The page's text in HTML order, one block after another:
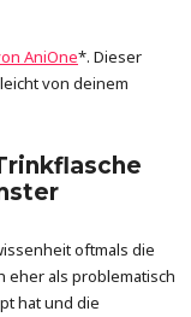
AniOne*. Dieser
von deinem
oftmals die
eher als problematisch
hat und die